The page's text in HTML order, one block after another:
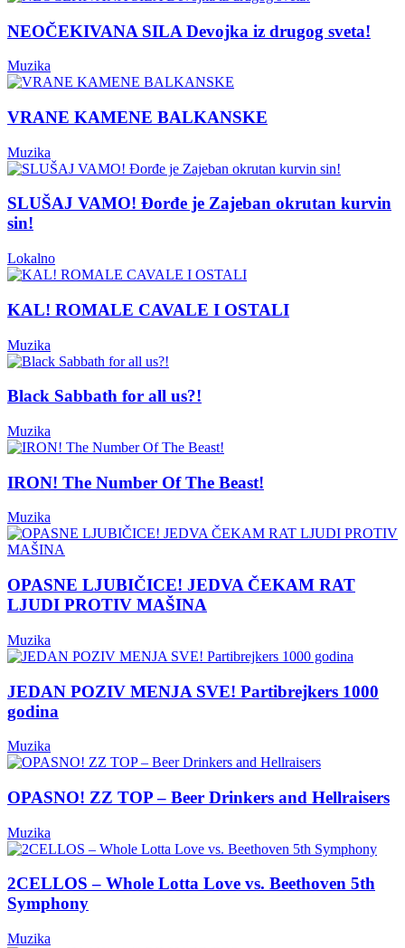
NEOČEKIVANA SILA Devojka iz drugog sveta!
Muzika
VRANE KAMENE BALKANSKE
Muzika
SLUŠAJ VAMO! Đorđe je Zajeban okrutan kurvin
sin!
Lokalno
KAL! ROMALE CAVALE I OSTALI
Muzika
Black Sabbath for all us?!
Muzika
IRON! The Number Of The Beast!
Muzika
OPASNE LJUBIČICE! JEDVA ČEKAM RAT
LJUDI PROTIV MAŠINA
Muzika
JEDAN POZIV MENJA SVE! Partibrejkers 1000
godina
Muzika
OPASNO! ZZ TOP – Beer Drinkers and Hellraisers
Muzika
2CELLOS – Whole Lotta Love vs. Beethoven 5th
Symphony
Muzika